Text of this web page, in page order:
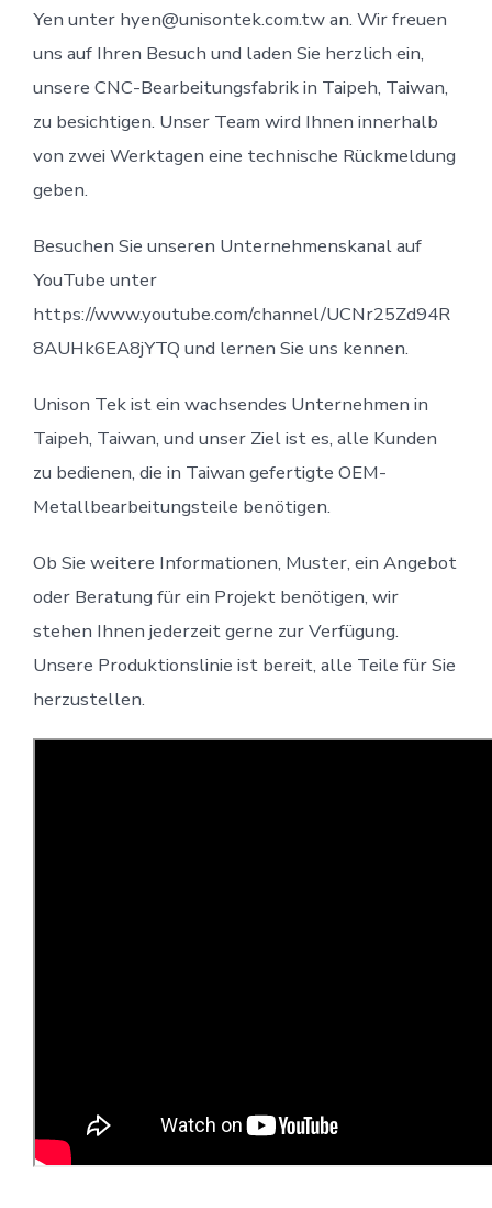
Yen unter hyen@unisontek.com.tw an. Wir freuen
uns auf Ihren Besuch und laden Sie herzlich ein,
unsere CNC-Bearbeitungsfabrik in Taipeh, Taiwan,
zu besichtigen. Unser Team wird Ihnen innerhalb
von zwei Werktagen eine technische Rückmeldung
geben.
Besuchen Sie unseren Unternehmenskanal auf
YouTube unter
https://www.youtube.com/channel/UCNr25Zd94R
8AUHk6EA8jYTQ und lernen Sie uns kennen.
Unison Tek ist ein wachsendes Unternehmen in
Taipeh, Taiwan, und unser Ziel ist es, alle Kunden
zu bedienen, die in Taiwan gefertigte OEM-
Metallbearbeitungsteile benötigen.
Ob Sie weitere Informationen, Muster, ein Angebot
oder Beratung für ein Projekt benötigen, wir
stehen Ihnen jederzeit gerne zur Verfügung.
Unsere Produktionslinie ist bereit, alle Teile für Sie
herzustellen.